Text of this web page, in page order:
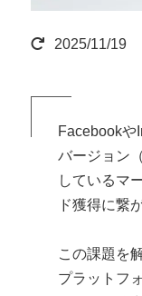
2025/11/19
Facebookや
バージョン
しているマ
ド獲得に繋
この課題を
プラットフ